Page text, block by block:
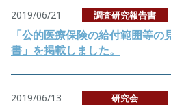
2019/06/21 調査研究報告書
「公的医療保険の給付範囲等
書」を掲載しました。
2019/06/13 研究会